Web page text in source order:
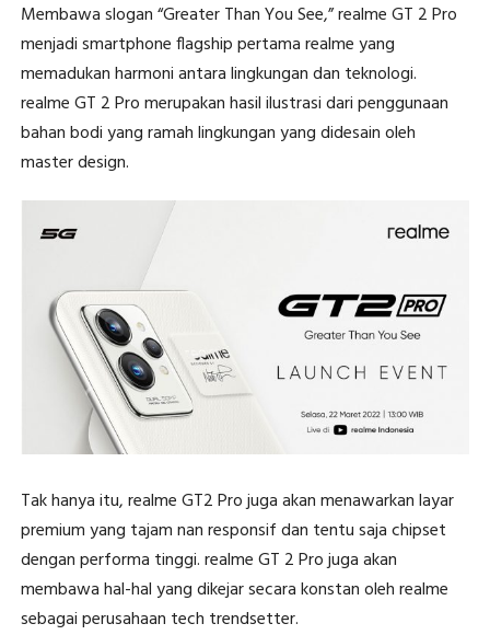
Membawa slogan “Greater Than You See,” realme GT 2 Pro
menjadi smartphone flagship pertama realme yang
memadukan harmoni antara lingkungan dan teknologi.
realme GT 2 Pro merupakan hasil ilustrasi dari penggunaan
bahan bodi yang ramah lingkungan yang didesain oleh
master design.
Tak hanya itu, realme GT2 Pro juga akan menawarkan layar
premium yang tajam nan responsif dan tentu saja chipset
dengan performa tinggi. realme GT 2 Pro juga akan
membawa hal-hal yang dikejar secara konstan oleh realme
sebagai perusahaan tech trendsetter.